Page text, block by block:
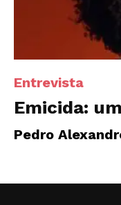
Entrevista
Emicida:
Pedro